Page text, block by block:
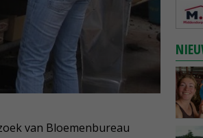
van Bloemenbureau